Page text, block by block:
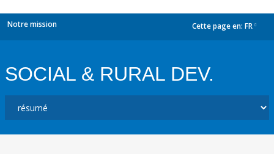
Notre mission Cette page en: FR
SOCIAL & RURAL DEV.